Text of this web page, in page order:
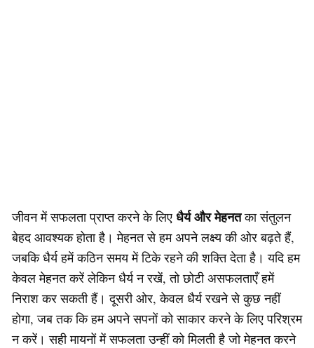
जीवन में सफलता प्राप्त करने के लिए धैर्य और मेहनतका संतुलन
बेहद आवश्यक होता है। मेहनत से हम अपने लक्ष्य की ओर बढ़ते हैं,
जबकि धैर्य हमें कठिन समय में टिके रहने की शक्ति देता है। यदि हम
केवल मेहनत करें लेकिन धैर्य न रखें, तो छोटी असफलताएँ हमें
निराश कर सकती हैं। दूसरी ओर, केवल धैर्य रखने से कुछ नहीं
होगा, जब तक कि हम अपने सपनों को साकार करने के लिए परिश्रम
न करें। सही मायनों में सफलता उन्हीं को मिलती है जो मेहनत करने